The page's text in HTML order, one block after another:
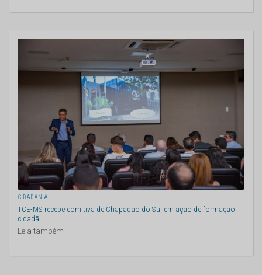
CIDADANIA
TCE-MS recebe comitiva de Chapadão do Sul em ação de formação
cidadã
Leia também